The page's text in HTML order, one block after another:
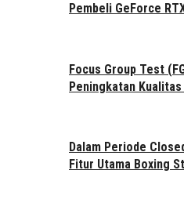
Pembeli GeForce
Focus Group Test
Peningkatan
Dalam Periode
Fitur Utama Boxing